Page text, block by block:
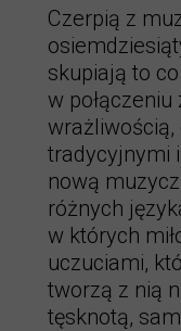
Czerpią z
skupiają to
w połączeniu
wrażliwością,
tradycyjnymi
nową
różnych
w których
uczuciami,
tworzą z nią
tęsknotą,